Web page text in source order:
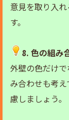
意見を取り入
す。
8. 色の組み
外壁の色だけ
み合わせも考
慮しましょう。